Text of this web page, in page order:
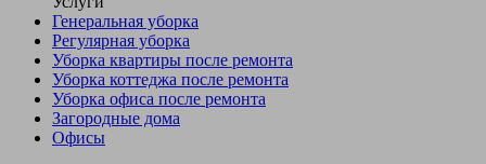
Генеральная уборка
Регулярная уборка
Уборка квартиры после ремонта
Уборка коттеджа после ремонта
Уборка офиса после ремонта
Загородные дома
Офисы